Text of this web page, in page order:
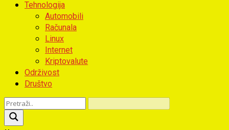
Tehnologija
Automobili
Računala
Linux
Internet
Kriptovalute
Održivost
Društvo